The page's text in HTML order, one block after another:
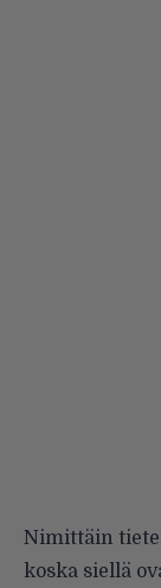
Nimittäin
koska siellä